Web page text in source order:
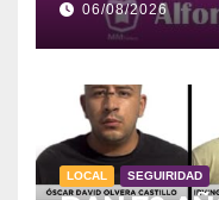
06/08/2026
LOCAL SEGUIRIDAD